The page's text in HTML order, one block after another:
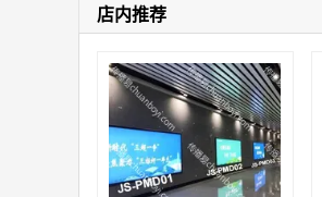
店内推荐